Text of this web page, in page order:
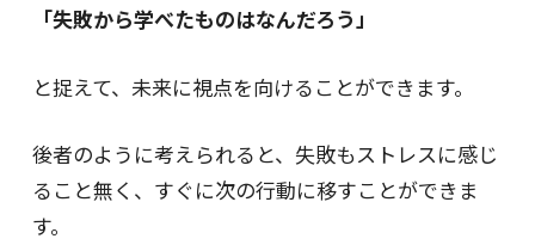
「失敗から学べたものはなんだろう」
と捉えて、未来に視点を向けることができます。
後者のように考えられると、失敗もストレスに感じ
ること無く、すぐに次の行動に移すことができま
す。